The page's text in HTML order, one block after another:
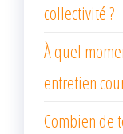
collectivité ?
À quel
entretien
Combien de